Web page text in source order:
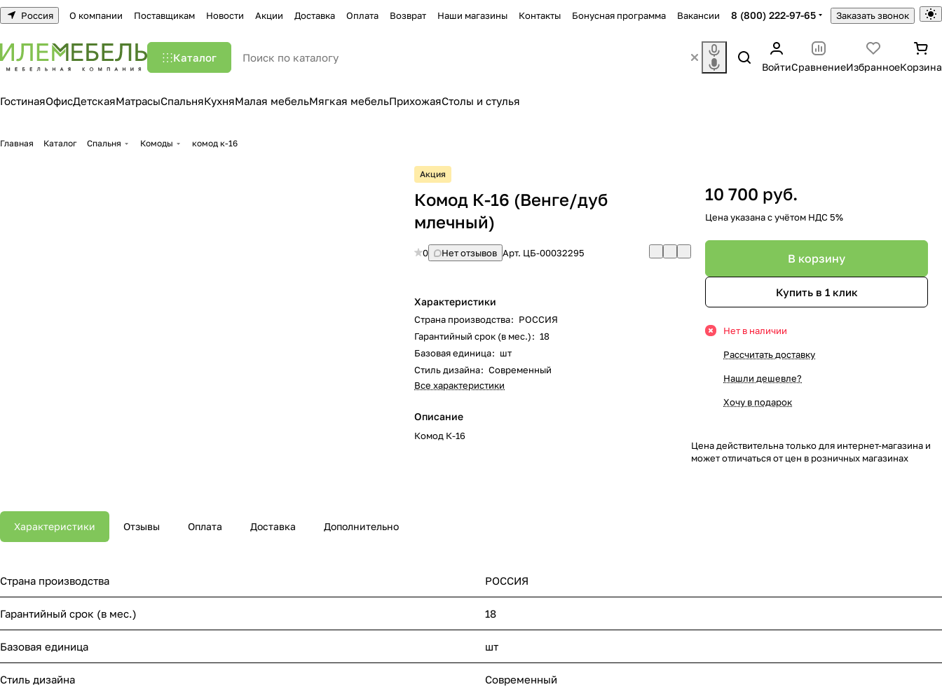
Россия О компании Поставщикам Новости Акции Доставка Оплата Возврат Наши магазины Контакты Бонусная программа Вакансии 8 (800) 222-97-65 Заказать звонок
Каталог
ВойтиСравнениеИзбранноеКорзина
ГостинаяОфисДетскаяМатрасыСпальняКухняМалая мебельМягкая мебельПрихожаяСтолы и стулья
Главная Каталог Спальня Комоды комод к-16
Акция
Комод К-16 (Венге/дуб
млечный)
0 Нет отзывов Арт. ЦБ-00032295
Характеристики
Страна производства: РОССИЯ
Гарантийный срок (в мес.): 18
Базовая единица: шт
Стиль дизайна: Современный
Все характеристики
Описание
Комод К-16
10 700 руб.
Цена указана с учётом НДС 5%
В корзину
Купить в 1 клик
Нет в наличии
Рассчитать доставку
Нашли дешевле?
Хочу в подарок
Цена действительна только для интернет-магазина и
может отличаться от цен в розничных магазинах
Характеристики Отзывы Оплата Доставка Дополнительно
Страна производства РОССИЯ
Гарантийный срок (в мес.) 18
Базовая единица шт
Стиль дизайна Современный